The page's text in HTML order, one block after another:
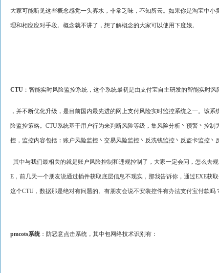
大家可能听见这些概念感觉一头雾水，非常乏味，不知所云。如果你是淘宝中
理和相应应对手段。概念就不讲了，想了解概念的大家可以使用下度娘。
CTU ：智能实时风险监控系统，这个系统最初是由支付宝自主研发的智能实时
，并不断优化升级，是目前国内最先进的网上支付风险实时监控系统之一。该
险监控策略。CTU系统基于用户行为来判断风险等级，集风险分析丶预警丶控
控，监控内容包括：账户风险监控丶交易风险监控丶反洗钱监控丶反盗卡监控丶
其中与我们最相关的就是账户风险控制和违规控制了，大家一定会问，怎么去
E，前几天一个朋友说通过插件获取底层信息不现实，那我告诉你，通过EXE获
这个CTU，数据那是绝对有问题的。有朋友会说不安装控件有办法支付宝付款
pmcots系统：防恶意点击系统，其中包网络技术识别有：